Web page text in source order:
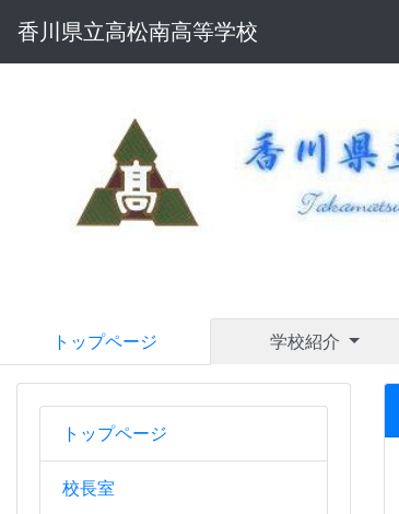
香川県立高松南高等学校
トップページ
校長室
職員室